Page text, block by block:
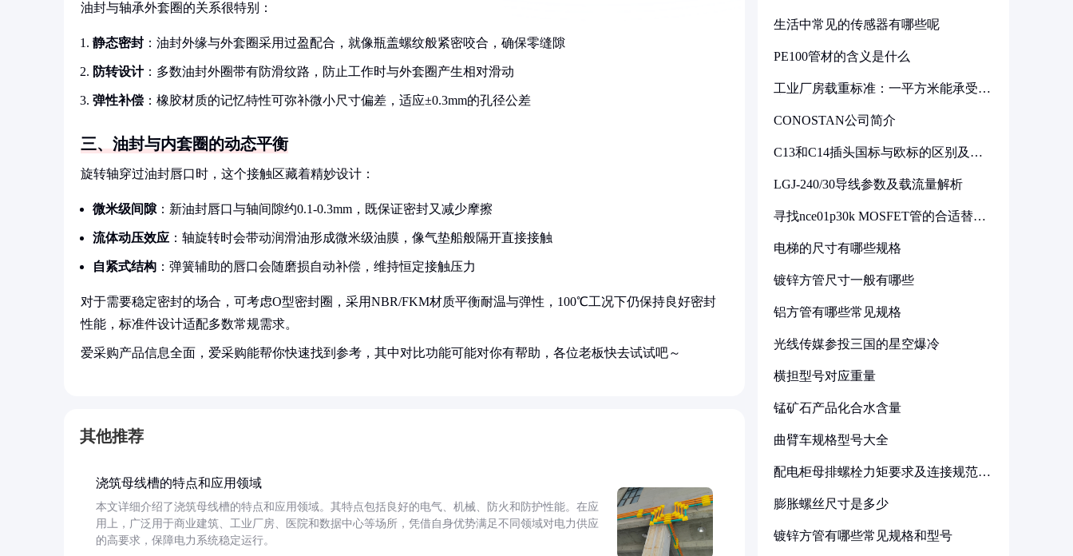
油封与轴承外套圈的关系很特别：
静态密封 ：油封外缘与外套圈采用过盈配合，就像瓶盖螺纹般紧密咬合，确保零缝隙
防转设计：多数油封外圈带有防滑纹路，防止工作时与外套圈产生相对滑动
弹性补偿 ：橡胶材质的记忆特性可弥补微小尺寸偏差，适应±0.3mm的孔径公差
三、油封与内套圈的动态平衡
旋转轴穿过油封唇口时，这个接触区藏着精妙设计：
微米级间隙：新油封唇口与轴间隙约0.1-0.3mm，既保证密封又减少摩擦
流体动压效应 ：轴旋转时会带动润滑油形成微米级油膜，像气垫船般隔开直接接触
自紧式结构 ：弹簧辅助的唇口会随磨损自动补偿，维持恒定接触压力
对于需要稳定密封的场合，可考虑O型密封圈，采用NBR/FKM材质平衡耐温与弹性，100℃工况下仍保持良好密封
性能，标准件设计适配多数常规需求。
爱采购产品信息全面，爱采购能帮你快速找到参考，其中对比功能可能对你有帮助，各位老板快去试试吧～
其他推荐
浇筑母线槽的特点和应用领域
本文详细介绍了浇筑母线槽的特点和应用领域。其特点包括良好的电气、机械、防火和防护性能。在应
用上，广泛用于商业建筑、工业厂房、医院和数据中心等场所，凭借自身优势满足不同领域对电力供应
的高要求，保障电力系统稳定运行。
生活中常见的传感器有哪些呢
PE100管材的含义是什么
工业厂房载重标准：一平方米能承受多
CONOSTAN公司简介
C13和C14插头国标与欧标的区别及其
LGJ-240/30导线参数及载流量解析
寻找nce01p30k MOSFET管的合适替代
电梯的尺寸有哪些规格
镀锌方管尺寸一般有哪些
铝方管有哪些常见规格
光线传媒参投三国的星空爆冷
横担型号对应重量
锰矿石产品化合水含量
曲臂车规格型号大全
配电柜母排螺栓力矩要求及连接规范详
膨胀螺丝尺寸是多少
镀锌方管有哪些常见规格和型号